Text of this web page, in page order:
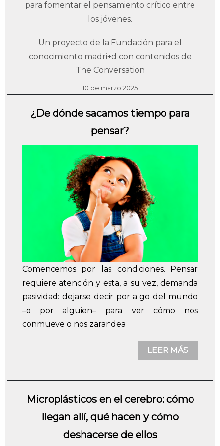
para fomentar el pensamiento crítico entre
los jóvenes.
Un proyecto de la Fundación para el
conocimiento madri+d con contenidos de
The Conversation
10 de marzo 2025
¿De dónde sacamos tiempo para
pensar?
Comencemos por las condiciones. Pensar
requiere atención y esta, a su vez, demanda
pasividad: dejarse decir por algo del mundo
–o por alguien– para ver cómo nos
conmueve o nos zarandea
LEER MÁS
Microplásticos en el cerebro: cómo
llegan allí, qué hacen y cómo
deshacerse de ellos